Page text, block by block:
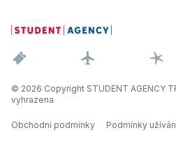
© 2026 Copyright STUDENT AGENCY
vyhrazena
Obchodní podmínky Podmínky